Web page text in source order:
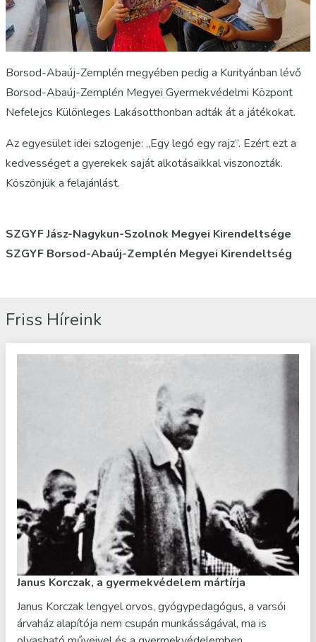
Borsod-Abaúj-Zemplén megyében pedig a Kurityánban lévő
Borsod-Abaúj-Zemplén Megyei Gyermekvédelmi Központ
Nefelejcs Különleges Lakásotthonban adták át a játékokat.
Az egyesület idei szlogenje: „Egy legó egy rajz”. Ezért ezt a
kedvességet a gyerekek saját alkotásaikkal viszonozták.
Köszönjük a felajánlást.
SZGYF Jász-Nagykun-Szolnok Megyei Kirendeltsége
SZGYF Borsod-Abaúj-Zemplén Megyei Kirendeltség
Friss Híreink
Janus Korczak, a gyermekvédelem mártírja
Janus Korczak lengyel orvos, gyógypedagógus, a varsói
árvaház alapítója nem csupán munkásságával, ma is